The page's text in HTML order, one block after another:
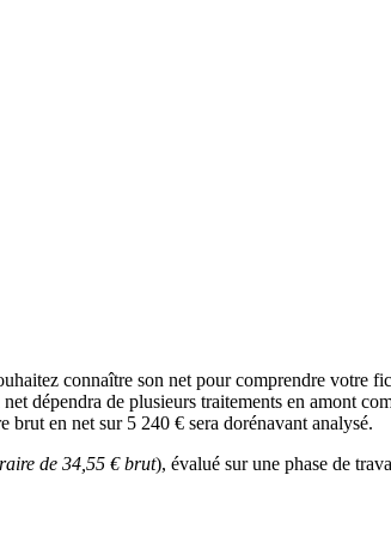
connaître son net pour comprendre votre
dépendra de plusieurs traitements en amont
en net sur 5 240 € sera dorénavant analysé.
de 34,55 € brut), évalué sur une phase de